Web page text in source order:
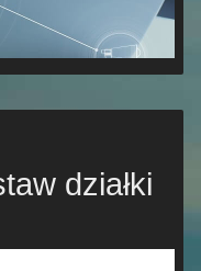
działki